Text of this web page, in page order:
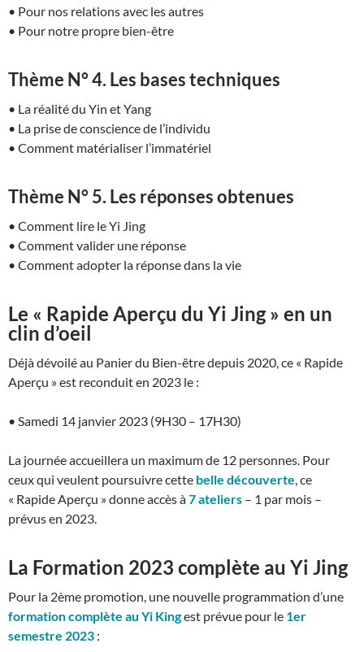
• Pour nos relations avec les autres
• Pour notre propre bien-être
Thème N° 4. Les bases techniques
• La réalité du Yin et Yang
• La prise de conscience de l’individu
• Comment matérialiser l’immatériel
Thème N° 5. Les réponses obtenues
• Comment lire le Yi Jing
• Comment valider une réponse
• Comment adopter la réponse dans la vie
Le « Rapide Aperçu du Yi Jing » en un
clin d’oeil
Déjà dévoilé au Panier du Bien-être depuis 2020, ce « Rapide
Aperçu » est reconduit en 2023 le :
• Samedi 14 janvier 2023 (9H30 – 17H30)
La journée accueillera un maximum de 12 personnes. Pour
ceux qui veulent poursuivre cette belle découverte , ce
« Rapide Aperçu » donne accès à7 ateliers – 1 par mois –
prévus en 2023.
La Formation 2023 complète au Yi Jing
Pour la 2ème promotion, une nouvelle programmation d’une
formation complète au Yi Kingest prévue pour le 1er
semestre 2023 :